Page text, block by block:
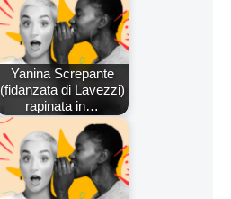
Yanina Screpante
(fidanzata di Lavezzi)
rapinata in…